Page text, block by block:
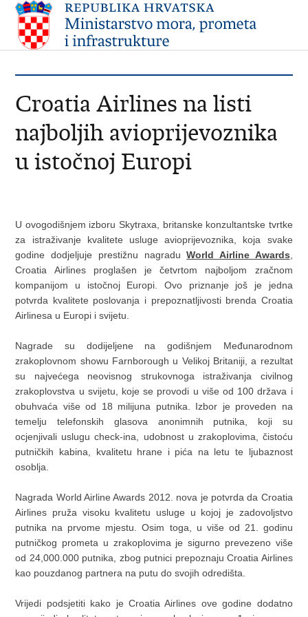
Croatia Airlines na listi
najboljih avioprijevoznika
u istočnoj Europi
U ovogodišnjem izboru Skytraxa, britanske konzultantske tvrtke
za istraživanje kvalitete usluge avioprijevoznika, koja svake
godine dodjeljuje prestižnu nagraduWorld Airline Awards
Croatia Airlines proglašen je četvrtom najboljom zračnom
kompanijom u istočnoj Europi. Ovo priznanje još je jedna
potvrda kvalitete poslovanja i prepoznatljivosti brenda Croatia
Airlinesa u Europi i svijetu.
Nagrade su dodijeljene na godišnjem Međunarodnom
zrakoplovnom showu Farnborough u Velikoj Britaniji, a rezultat
su najvećega neovisnog strukovnoga istraživanja civilnog
zrakoplovstva u svijetu, koje se provodi u više od 100 država i
obuhvaća više od 18 milijuna putnika. Izbor je proveden na
temelju telefonskih glasova anonimnih putnika, koji su
ocjenjivali uslugu check-ina, udobnost u zrakoplovima, čistoću
putničkih kabina, kvalitetu hrane i pića na letu te ljubaznost
osoblja.
Nagrada World Airline Awards 2012. nova je potvrda da Croatia
Airlines pruža visoku kvalitetu usluge u kojoj je zadovoljstvo
putnika na prvome mjestu. Osim toga, u više od 21. godinu
putničkog prometa u zrakoplovima je sigurno prevezeno više
od 24,000.000 putnika, zbog putnici prepoznaju Croatia Airlines
kao pouzdanog partnera na putu do svojih odredišta.
Vrijedi podsjetiti kako je Croatia Airlines ove godine dodatno